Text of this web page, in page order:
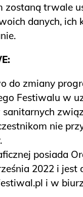
zostaną trwale
danych, ich
do zmiany
Festiwalu w
nie
posiada
2022 i jest
i w